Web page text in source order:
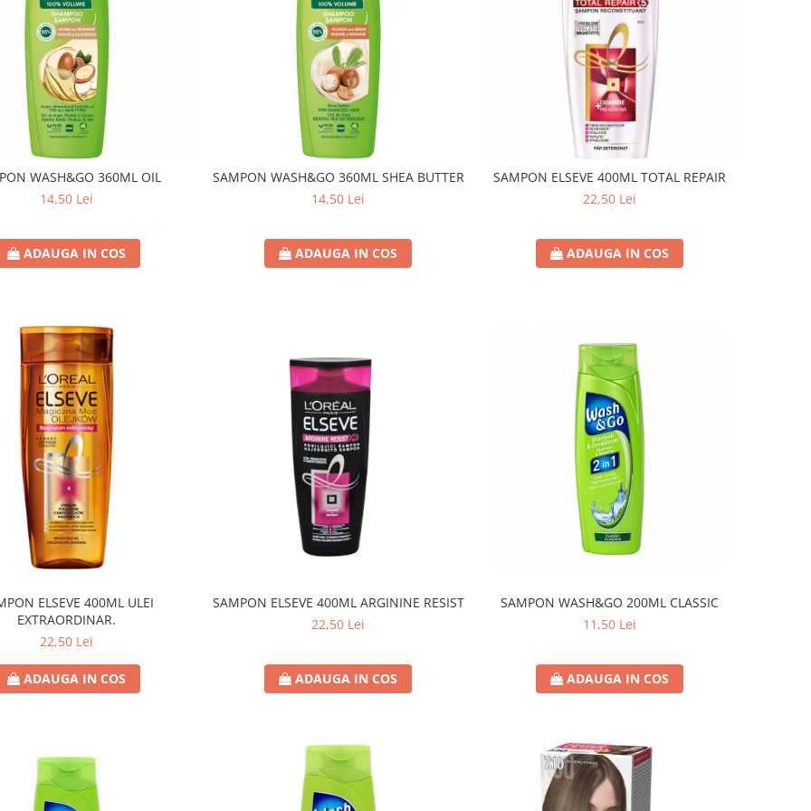
WASH&GO 360ML OIL
14,50 Lei
ADAUGA IN COS
SAMPON WASH&GO 360ML SHEA BUTTER
14,50 Lei
ADAUGA IN COS
SAMPON ELSEVE 400ML TOTAL REPAIR
22,50 Lei
ADAUGA IN COS
ELSEVE 400ML ULEI
EXTRAORDINAR.
22,50 Lei
ADAUGA IN COS
SAMPON ELSEVE 400ML ARGININE RESIST
22,50 Lei
ADAUGA IN COS
SAMPON WASH&GO 200ML CLASSIC
11,50 Lei
ADAUGA IN COS